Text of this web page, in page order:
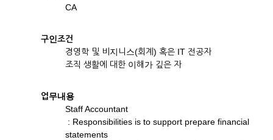
CA
구인조건
경영학 및 비지니스(회계) 혹은 IT 전공자
조직 생활에 대한 이해가 깊은 자
업무내용
Staff Accountant
: Responsibilities is to support prepare financial
statements